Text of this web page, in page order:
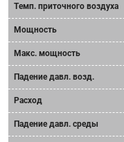
Tемп. приточного воздуха
Мощность
Mакс. мощность
Падение давл. возд.
Расход
Падение давл. среды